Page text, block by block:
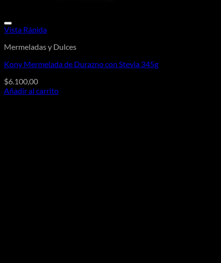
Vista Rápida
Mermeladas y Dulces
Kony Mermelada de Durazno con Stevia 345g
$6.100,00
Añadir al carrito